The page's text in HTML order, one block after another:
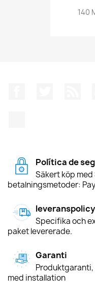
140
Política de
Säkert köp
betalningsmetoder:
leveranspolicy
Specifika och
paket levererade.
Garanti
Produktgaranti,
med installation